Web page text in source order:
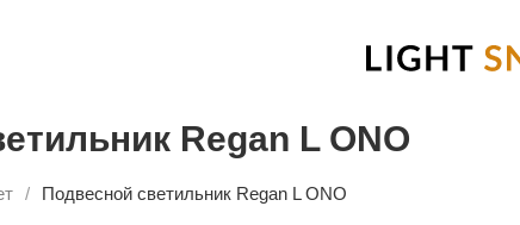
Regan L ONO
Подвесной светильник Regan L ONO